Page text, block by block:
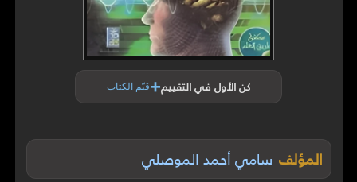
كن الأول في التقييم+قيّم الكتاب
المؤلف سامي أحمد الموصلي